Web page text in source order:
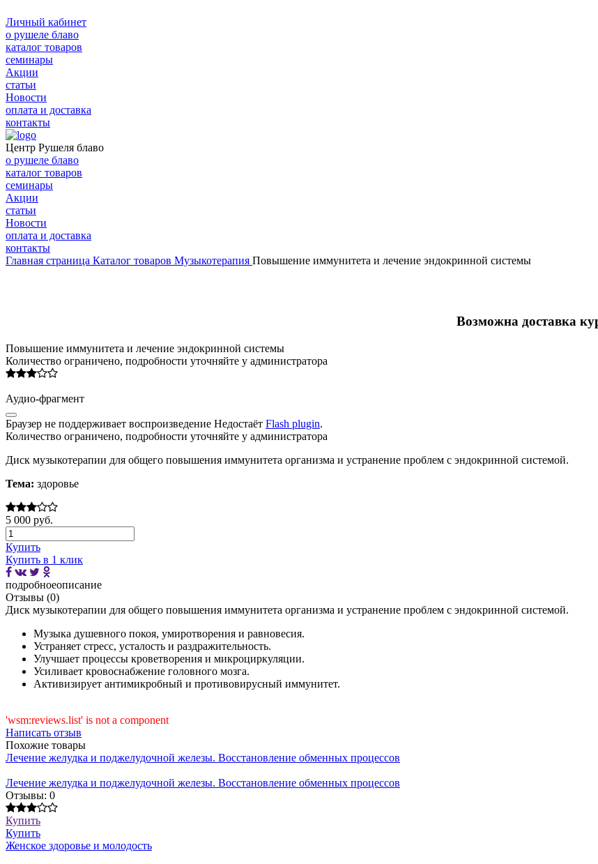
Личный кабинет
о рушеле блаво
каталог товаров
семинары
Акции
статьи
Новости
оплата и доставка
контакты
Центр Рушеля блаво
о рушеле блаво
каталог товаров
семинары
Акции
статьи
Новости
оплата и доставка
контакты
Главная страница Каталог товаров Музыкотерапия Повышение иммунитета и лечение эндокринной системы
Возможна доставка
Повышение иммунитета и лечение эндокринной системы
Количество ограничено, подробности уточняйте у администратора
Аудио-фрагмент
Браузер не поддерживает воспроизведение Недостаёт Flash plugin.
Количество ограничено, подробности уточняйте у администратора
Диск музыкотерапии для общего повышения иммунитета организма и устранение проблем с эндокринной системой.
Тема: здоровье
5 000 руб.
Купить
Купить в 1 клик
подробноеописание
Отзывы (0)
Диск музыкотерапии для общего повышения иммунитета организма и устранение проблем с эндокринной системой.
Музыка душевного покоя, умиротворения и равновесия.
Устраняет стресс, усталость и раздражительность.
Улучшает процессы кроветворения и микроциркуляции.
Усиливает кровоснабжение головного мозга.
Активизирует антимикробный и противовирусный иммунитет.
'wsm:reviews.list' is not a component
Написать отзыв
Похожие товары
Лечение желудка и поджелудочной железы. Восстановление обменных процессов
Лечение желудка и поджелудочной железы. Восстановление обменных процессов
Отзывы: 0
Купить
Купить
Женское здоровье и молодость